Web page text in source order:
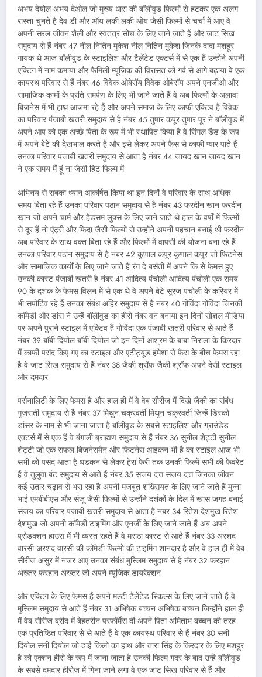
अभय देयोल अभय देओल जो मुख्य धारा की बॉलीवुड फिल्मों से हटकर एक अलग
रास्ता चुनते हैं देव डी और ऑय लकी लकी ओय जैसी फिल्मों से चर्चा में आए वे
अपनी सरल जीवन शैली और स्वतंत्र सोच के लिए जाने जाते हैं और जाट सिख
समुदाय से हैं नंबर 47 नील नितिन मुकेश नील नितिन मुकेश जिनके दादा मशहूर
गायक थे आज बॉलीवुड के स्टाइलिश और टैलेंटेड एक्टर्स में से एक हैं उन्होंने अपनी
एक्टिंग में नाम कमाया और फैमिली म्यूजिक की विरासत को गर्व से आगे बढ़ाया वे एक
कायस्थ परिवार से हैं नंबर 46 विवेक ओबेरॉय विवेक ओबेरॉय अपने एनजीओ और
सामाजिक कामों के प्रति समर्पण के लिए भी जाने जाते हैं वे अब फिल्मों के अलावा
बिजनेस में भी हाथ आजमा रहे हैं और अपने समाज के लिए काफी एक्टिव हैं विवेक
का परिवार पंजाबी खतरी समुदाय से है नंबर 45 तुषार कपूर तुषार पूर ने बॉलीवुड में
अपने आप को एक अच्छे पिता के रूप में भी स्थापित किया है वे सिंगल डैड के रूप
में अपने बेटे की देखभाल करते हैं और इसे लेकर अपने फैंस से काफी प्यार पाते हैं
उनका परिवार पंजाबी खतरी समुदाय से आता है नंबर 44 जायद खान जायद खान
ने एक समय मैं हूं ना जैसी हिट फिल्म में
अभिनय से सबका ध्यान आकर्षित किया था इन दिनों वे परिवार के साथ अधिक
समय बिता रहे हैं उनका परिवार पठान समुदाय से है नंबर 43 फरदीन खान फरदीन
खान जो अपने चार्म और हैंडसम लुक्स के लिए जाने जाते थे हाल के वर्षों में फिल्मों
से दूर हैं नो एंट्री और फिदा जैसी फिल्मों से उन्होंने अपनी पहचान बनाई थी फरदीन
अब परिवार के साथ वक्त बिता रहे हैं और फिल्मों में वापसी की योजना बना रहे हैं
उनका परिवार पठान समुदाय से है नंबर 42 कुणाल कपूर कुणाल कपूर जो फिटनेस
और सामाजिक कार्यों के लिए जाने जाते हैं रंग दे बसंती में अपने कि से फेमस हुए
उनकी कास्ट पंजाबी खतरी है नंबर 41 आदित्य पंचोली आदित्य पंचोली एक समय
90 के दशक के फेमस विलन में से एक थे वे अपने बेटे सूरज पंचोली के करियर में
भी सपोर्टिव रहे हैं उनका संबंध अहिर समुदाय से है नंबर 40 गोविंदा गोविंदा जिनकी
कॉमेडी और डांस ने उन्हें बॉलीवुड का हीरो नंबर वन बनाया इन दिनों सोशल मीडिया
पर अपने पुराने स्टाइल में एक्टिव हैं गोविंदा एक पंजाबी खतरी परिवार से आते हैं
नंबर 39 बॉबी दियोल बॉबी दियोल जो इन दिनों आश्रम के बाबा निराला के किरदार
में काफी पसंद किए गए का स्टाइल और एटीट्यूड हमेशा से फैंस के बीच फेमस रहा
है वे जाट सिख समुदाय से हैं नंबर 38 जैकी श्रॉफ जैकी श्रॉफ अपने देसी स्टाइल
और दमदार
पर्सनालिटी के लिए फेमस है और हाल ही में वे वेब सीरीज में दिखे जैकी का संबंध
गुजराती समुदाय से है नंबर 37 मिथुन चक्रवर्ती मिथुन चक्रवर्ती जिन्हें डिस्को
डांसर के नाम से भी जाना जाता है बॉलीवुड के सबसे स्टाइलिश और ग्राउंडेड
एक्टर्स में से एक हैं वे बंगाली ब्राह्मण समुदाय से हैं नंबर 36 सुनील शेट्टी सुनील
शेट्टी जो एक सफल बिजनेसमैन और फिटनेस आइकन भी है का स्टाइल आज भी
सभी को पसंद आता है धड़कन से लेकर हेरा फेरी तक उनकी फिल्में सभी की फेवरेट
हैं वे तुलुवा बंट समुदाय से आते हैं नंबर 35 संजय दत्त संजय दत्त जिनका जीवन
कई उतार चढ़ाव से भरा रहा है अपनी मजबूत शख्सियत के लिए जाने जाते हैं मुन्ना
भाई एमबीबीएस और संजू जैसी फिल्मों से उन्होंने दर्शकों के दिल में खास जगह बनाई
संजय का परिवार पंजाबी खतरी समुदाय से आता है नंबर 34 रितेश देशमुख रितेश
देशमुख जो अपनी कॉमेडी टाइमिंग और एनर्जी के लिए जाने जाते हैं अब अपने
प्रोडक्शन हाउस में भी व्यस्त रहते हैं वे मराठा कास्ट से आते हैं नंबर 33 अरशद
वारसी अरशद वारसी की कॉमेडी फिल्मों की टाइमिंग शानदार है और वे हाल ही में वेब
सीरीज असुर में नजर आए उनका संबंध मुस्लिम समुदाय से है नंबर 32 फरहान
अख्तर फरहान अख्तर जो अपने म्यूजिक डायरेक्शन
और एक्टिंग के लिए फेमस हैं अपने मल्टी टैलेंटेड स्किल्स के लिए जाने जाते हैं वे
मुस्लिम समुदाय से आते हैं नंबर 31 अभिषेक बच्चन अभिषेक बच्चन जिन्होंने हाल ही
में वेब सीरीज ब्रीद में बेहतरीन परफॉर्मेंस दी अपने पिता अमिताभ बच्चन की तरह
एक प्रतिष्ठित परिवार से से आते हैं वे एक कायस्थ परिवार से हैं नंबर 30 सनी
दियोल सनी दियोल जो ढाई किलो का हाथ और तारा सिंह के किरदार के लिए मशहूर
है को एक्शन हीरो के रूप में जाना जाता है उनकी फिल्म गदर के बाद उन्हें बॉलीवुड
के सबसे दमदार हीरोज में गिना जाने लगा वे एक जाट सिख परिवार से हैं और